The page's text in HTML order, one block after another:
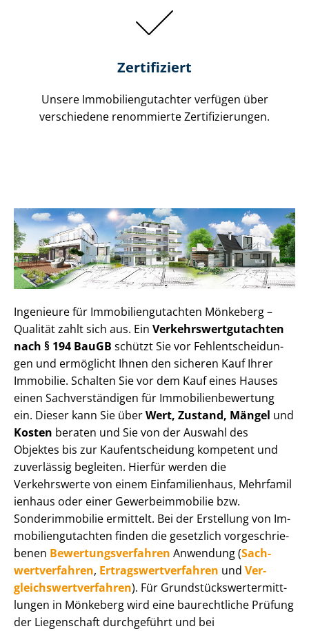
Zertifiziert
Unsere Immobilien­gutachter verfügen über
verschiedene renommierte Zer­ti­fi­zie­run­gen.
Ingenieure für Im­mo­bi­li­en­gut­ach­ten Mönkeberg –
Qualität zahlt sich aus. Ein Ver­kehrs­wert­gut­ach­ten
nach § 194 BauGB schützt Sie vor Fehl­ent­schei­dun­
gen und ermöglicht Ihnen den sicheren Kauf Ihrer
Immobilie. Schalten Sie vor dem Kauf eines Hauses
einen Sach­ver­stän­di­gen für Im­mo­bi­li­en­be­wer­tung
ein. Dieser kann Sie überWert, Zustand, Mängel und
Kosten beraten und Sie von der Auswahl des
Objektes bis zur Kauf­ent­schei­dung kompetent und
zuverlässig begleiten. Hierfür werden die
Verkehrswerte von einem Einfamilienhaus, Mehr­fa­mi­l
i­en­haus oder einer Ge­wer­be­im­mo­bi­lie bzw.
Sonderimmobilie ermittelt. Bei der Erstellung von Im­
mo­bi­li­en­gut­ach­ten finden die gesetzlich vor­ge­schrie­
be­nen Be­wer­tungs­ver­fah­ren Anwendung (Sach­
wert­ver­fah­ren, Er­trags­wert­ver­fah­ren und Ver­
gleichs­wert­ver­fah­ren). Für Grund­stücks­wert­ermitt­
lun­gen in Mönkeberg wird eine baurechtliche Prüfung
der Liegenschaft durchgeführt und bei